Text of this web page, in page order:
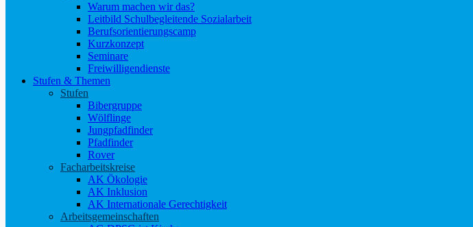
Warum machen wir das?
Leitbild Schulbegleitende Sozialarbeit
Berufsorientierungscamp
Kurzkonzept
Seminare
Freiwilligendienste
Stufen & Themen
Stufen
Bibergruppe
Wölflinge
Jungpfadfinder
Pfadfinder
Rover
Facharbeitskreise
AK Ökologie
AK Inklusion
AK Internationale Gerechtigkeit
Arbeitsgemeinschaften